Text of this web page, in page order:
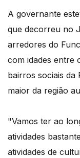
A governante
que decorreu no
arredores do
com idades entre
bairros sociais da
maior da região
"Vamos ter ao
atividades
atividades de